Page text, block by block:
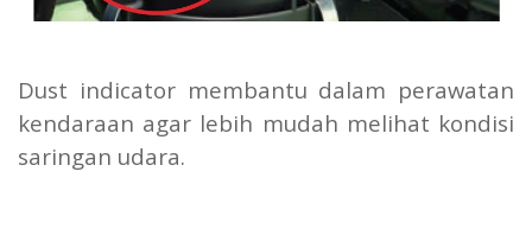
Dust indicator membantu dalam perawatan
kendaraan agar lebih mudah melihat kondisi
saringan udara.